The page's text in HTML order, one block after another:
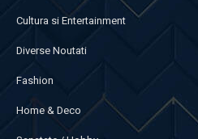
Cultura si Entertainment
Diverse Noutati
Fashion
Home & Deco